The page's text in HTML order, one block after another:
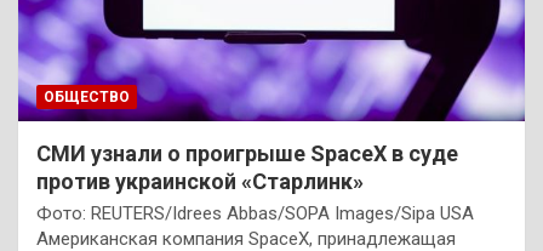
ОБЩЕСТВО
СМИ узнали о проигрыше SpaceX в суде
против украинской «Старлинк»
Фото: REUTERS/Idrees Abbas/SOPA Images/Sipa USA
Американская компания SpaceX, принадлежащая